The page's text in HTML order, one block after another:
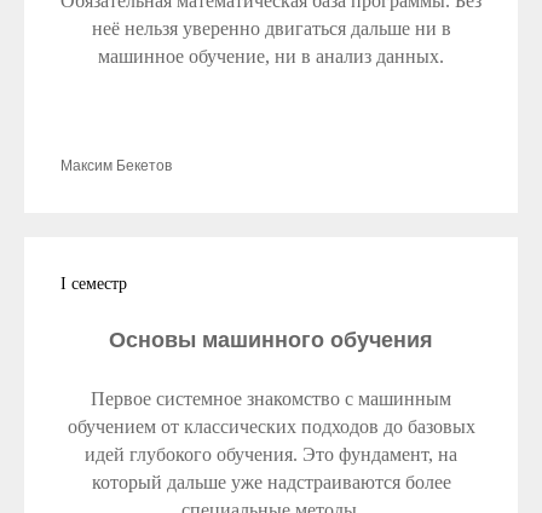
неё нельзя уверенно двигаться дальше ни в
машинное обучение, ни в анализ данных.
Максим Бекетов
I семестр
Основы машинного обучения
Первое системное знакомство с машинным
обучением от классических подходов до базовых
идей глубокого обучения. Это фундамент, на
который дальше уже надстраиваются более